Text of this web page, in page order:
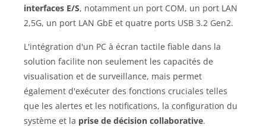
interfaces E/S, notamment un port COM, un port LAN
2,5G, un port LAN GbE et quatre ports USB 3.2 Gen2.
L'intégration d'un PC à écran tactile fiable dans la
solution facilite non seulement les capacités de
visualisation et de surveillance, mais permet
également d'exécuter des fonctions cruciales telles
que les alertes et les notifications, la configuration du
système et la prise de décision collaborative.